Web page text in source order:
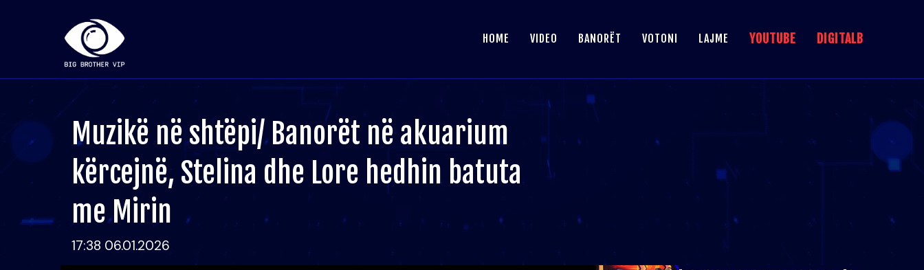
HOME VIDEO BANORËT VOTONI LAJME YOUTUBE DIGITALB
Muzikë në shtëpi/ Banorët në akuarium
kërcejnë, Stelina dhe Lore hedhin batuta
me Mirin
17:38 06.01.2026